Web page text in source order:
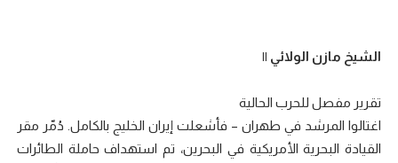
الشيخ مازن الولائي ||
تقرير مفصل للحرب الحالية
اغتالوا المرشد في طهران – فأشعلت إيران الخليج بالكامل. دُمّر مقر
القيادة البحرية الأمريكية في البحرين، تم استهداف حاملة الطائرات